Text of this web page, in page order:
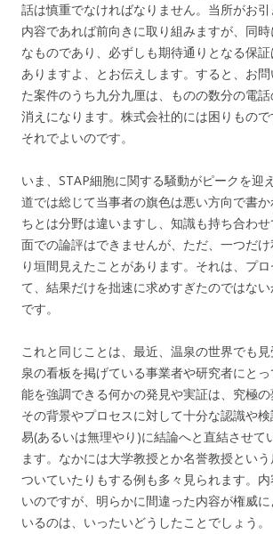
話は慎重でなければなりません。当所がお
内容であれば前向きに取り組みますが、同
なものであり、必ずしも期待通りとなる保
ありますよ、とお伝えします。すると、お
た案件のうち九分九厘は、ものの数分の電
消えになります。株式会社的には困りもの
それでよいのです。
いま、STAP細胞に関する騒動がピークを迎
道では総じて当事者の旗色は悪い方向で書
ちとは分野は違いますし、知識も持ち合わ
面での論評はできませんが、ただ、一つだ
り垣間見えたことがあります。それは、プ
て、結果だけを拙速に求めすぎたのではな
です。
これと同じことは、最近、温泉の世界でも
泉の看板を掲げている事業者や研究者にと
能を強調できる何かの発見や実証は、究極の
その背景やプロセスに対して十分な認識や
易(あるいは無理やり)に結論へと直結させて
ます。なかには大学教授とか名誉教授とい
ついていたりもする例も多々見られます。
いのですが、明らかに間違った内容が権威
いるのは、いったいどうしたことでしょう。